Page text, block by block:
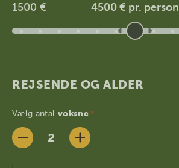
1500 € 4500 € pr. person
REJSENDE OG ALDER
Vælg antal voksne *